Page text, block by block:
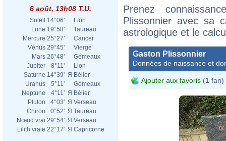
6 août, 13h08 T.U.
Soleil 14°06'
Lion
Lune 19°58'
Taureau
Mercure 25°27'
Cancer
Vénus 29°45'
Vierge
Mars 26°48'
Gémeaux
Jupiter
8°11'
Lion
Saturne 14°39' Я Bélier
Uranus
5°11'
Gémeaux
Neptune
4°11' Я Bélier
Pluton
4°03' Я Verseau
Chiron
0°52' Я Taureau
Nœud vrai 29°54' Я Verseau
Lilith vraie 22°17' Я Capricorne
Prenez
Plissonnier avec sa
astrologique et le
Gaston Plissonnier
Données de naissance et
Ajouter aux favoris (1 fan)